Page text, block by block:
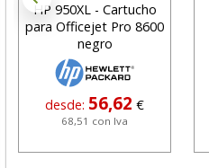
HP 950XL - Cartucho
para Officejet Pro 8600
negro
desde: 56,62 €
68,51 con Iva